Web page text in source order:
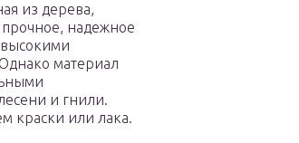
из дерева,
надежное
материал
и гнили.
краски или лака.